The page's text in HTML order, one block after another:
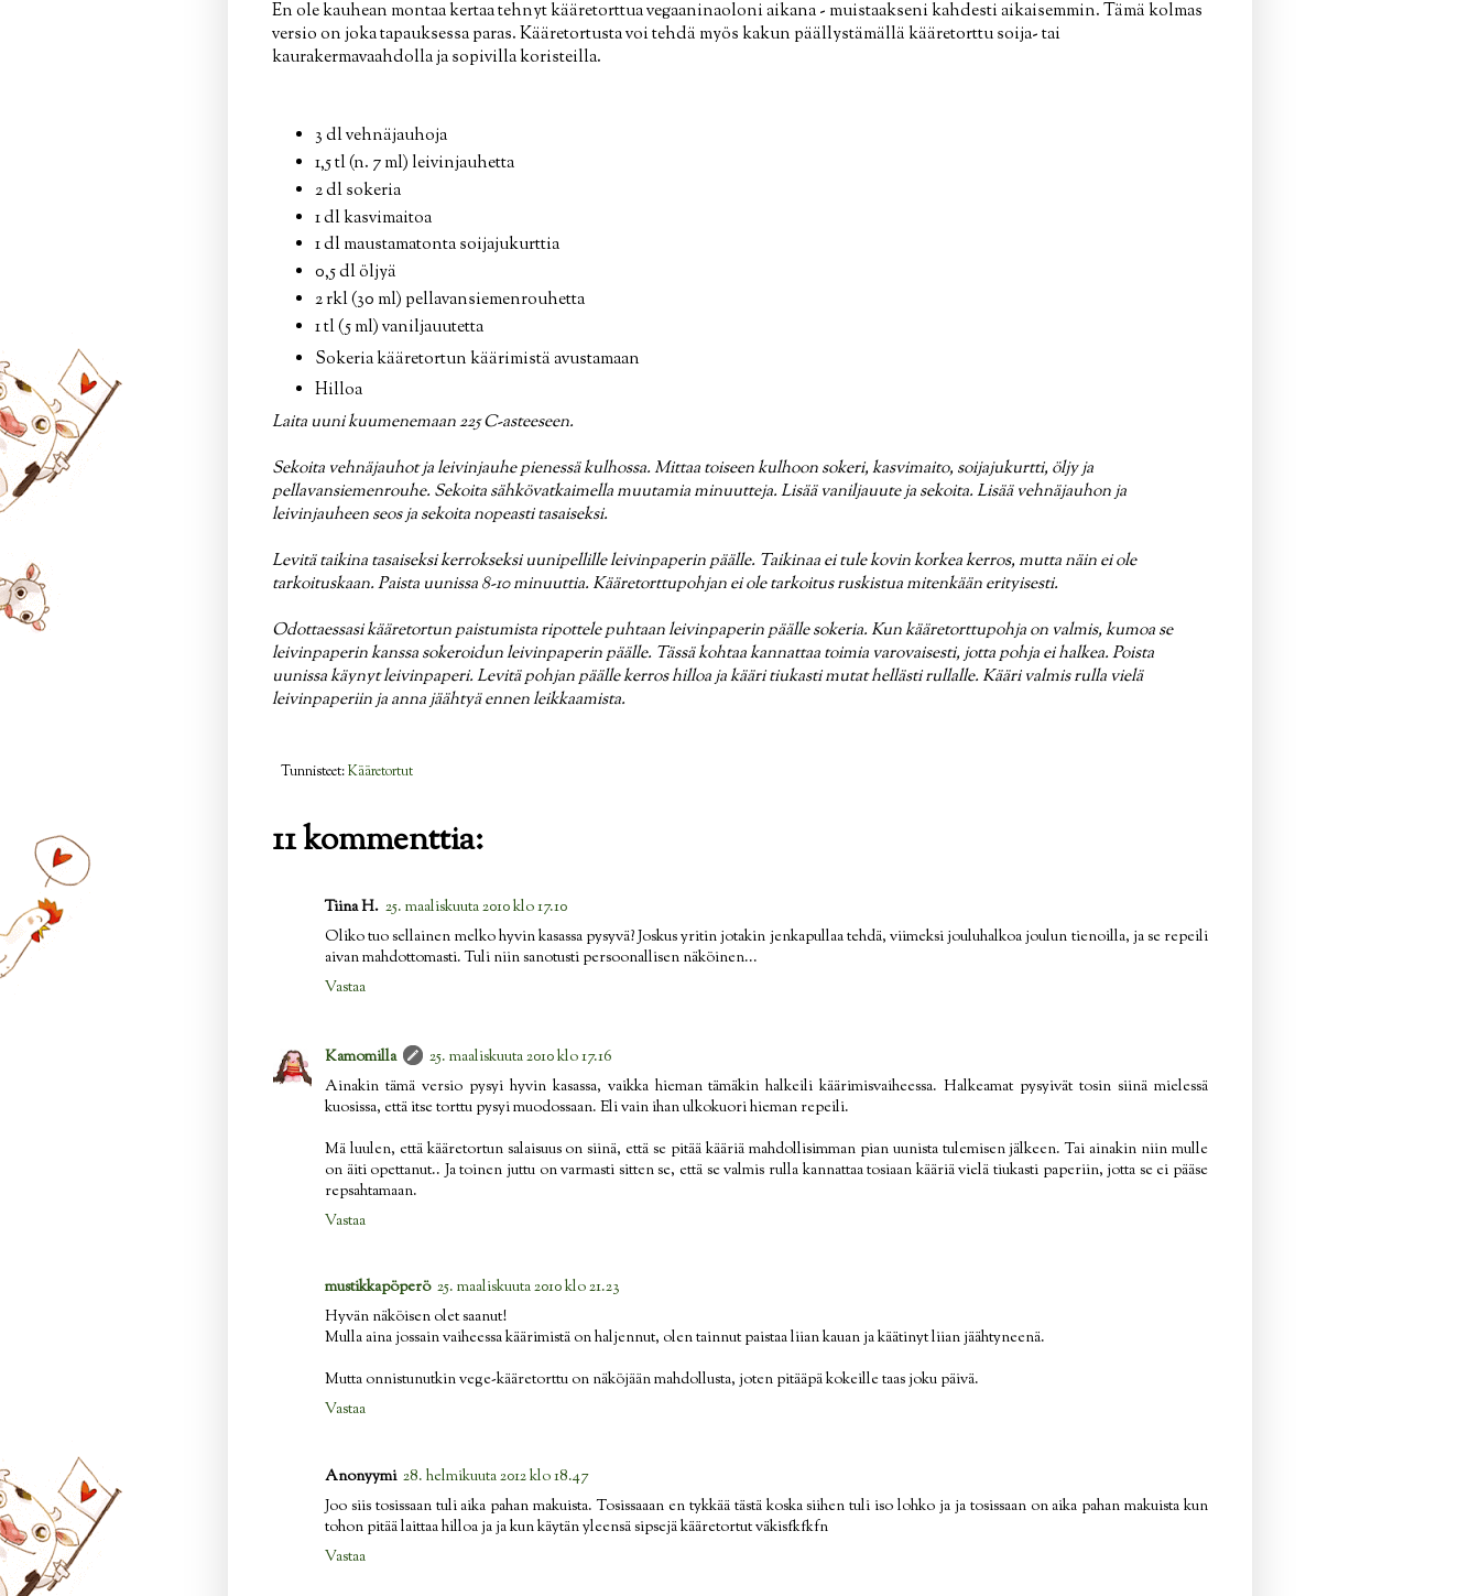
En ole kauhean montaa kertaa tehnyt kääretorttua vegaaninaoloni aikana - muistaakseni kahdesti aikaisemmin. Tämä kolmas
versio on joka tapauksessa paras. Kääretortusta voi tehdä myös kakun päällystämällä kääretorttu soija- tai
kaurakermavaahdolla ja sopivilla koristeilla.
3 dl vehnäjauhoja
1,5 tl (n. 7 ml) leivinjauhetta
2 dl sokeria
1 dl kasvimaitoa
1 dl maustamatonta soijajukurttia
0,5 dl öljyä
2 rkl (30 ml) pellavansiemenrouhetta
1 tl (5 ml) vaniljauutetta
Sokeria kääretortun käärimistä avustamaan
Hilloa
Laita uuni kuumenemaan 225 C-asteeseen.
Sekoita vehnäjauhot ja leivinjauhe pienessä kulhossa. Mittaa toiseen kulhoon sokeri, kasvimaito, soijajukurtti, öljy ja
pellavansiemenrouhe. Sekoita sähkövatkaimella muutamia minuutteja. Lisää vaniljauute ja sekoita. Lisää vehnäjauhon ja
leivinjauheen seos ja sekoita nopeasti tasaiseksi.
Levitä taikina tasaiseksi kerrokseksi uunipellille leivinpaperin päälle. Taikinaa ei tule kovin korkea kerros, mutta näin ei ole
tarkoituskaan. Paista uunissa 8-10 minuuttia. Kääretorttupohjan ei ole tarkoitus ruskistua mitenkään erityisesti.
Odottaessasi kääretortun paistumista ripottele puhtaan leivinpaperin päälle sokeria. Kun kääretorttupohja on valmis, kumoa se
leivinpaperin kanssa sokeroidun leivinpaperin päälle. Tässä kohtaa kannattaa toimia varovaisesti, jotta pohja ei halkea. Poista
uunissa käynyt leivinpaperi. Levitä pohjan päälle kerros hilloa ja kääri tiukasti mutat hellästi rullalle. Kääri valmis rulla vielä
leivinpaperiin ja anna jäähtyä ennen leikkaamista.
Tunnisteet:Kääretortut
11 kommenttia:
Tiina H. 25. maaliskuuta 2010 klo 17.10
Oliko tuo sellainen melko hyvin kasassa pysyvä? Joskus yritin jotakin jenkapullaa tehdä, viimeksi jouluhalkoa joulun tienoilla, ja se repeili
aivan mahdottomasti. Tuli niin sanotusti persoonallisen näköinen...
Vastaa
Kamomilla
25. maaliskuuta 2010 klo 17.16
Ainakin tämä versio pysyi hyvin kasassa, vaikka hieman tämäkin halkeili käärimisvaiheessa. Halkeamat pysyivät tosin siinä mielessä
kuosissa, että itse torttu pysyi muodossaan. Eli vain ihan ulkokuori hieman repeili.
Mä luulen, että kääretortun salaisuus on siinä, että se pitää kääriä mahdollisimman pian uunista tulemisen jälkeen. Tai ainakin niin mulle
on äiti opettanut.. Ja toinen juttu on varmasti sitten se, että se valmis rulla kannattaa tosiaan kääriä vielä tiukasti paperiin, jotta se ei pääse
repsahtamaan.
Vastaa
mustikkapöperö 25. maaliskuuta 2010 klo 21.23
Hyvän näköisen olet saanut!
Mulla aina jossain vaiheessa käärimistä on haljennut, olen tainnut paistaa liian kauan ja käätinyt liian jäähtyneenä.
Mutta onnistunutkin vege-kääretorttu on näköjään mahdollusta, joten pitääpä kokeille taas joku päivä.
Vastaa
Anonyymi 28. helmikuuta 2012 klo 18.47
Joo siis tosissaan tuli aika pahan makuista. Tosissaaan en tykkää tästä koska siihen tuli iso lohko ja ja tosissaan on aika pahan makuista kun
tohon pitää laittaa hilloa ja ja kun käytän yleensä sipsejä kääretortut väkisfkfkfn
Vastaa